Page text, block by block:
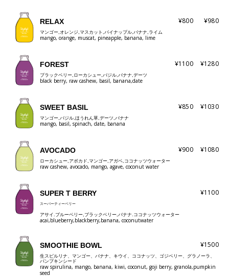
RELAX ¥800 ¥980
マンゴー,オレンジ,マスカット,パイナップル,バナナ,ライム
mango, orange, muscat, pineapple, banana, lime
FOREST ¥1100 ¥1280
ブラックベリー,ローカシュー,バジル,バナナ,デーツ
black berry, raw cashew, basil, banana,date
SWEET BASIL ¥850 ¥1030
マンゴー,バジル,ほうれん草,デーツ,バナナ
mango, basil, spinach, date, banana
AVOCADO ¥900 ¥1080
ローカシュー,アボカド,マンゴー,アガベ,ココナッツウォーター
raw cashew, avocado, mango, agave, coconut water
SUPER T BERRY
スーパーティーベリー
¥1100
アサイ.ブルーベリー,ブラックベリー,バナナ.ココナッツウォーター
acai,blueberry,blackberry,banana, coconutwater
SMOOTHIE BOWL ¥1500
生スピルリナ、マンゴー、バナナ、キウイ、ココナッツ、ゴジベリー、グラノーラ、
パンプキンシード
raw spirulina, mango, banana, kiwi, coconut, goji berry, granola,pumpkin
seed